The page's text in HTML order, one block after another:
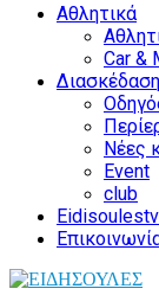
Αθλητικά
Car &
Διασκέδαση
Νέες
Event
club
Eidisoulestv